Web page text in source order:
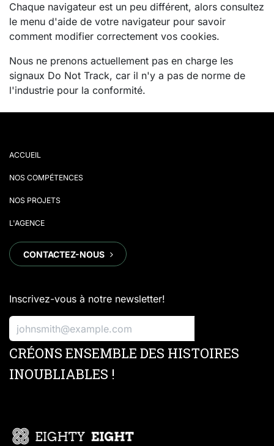
Chaque navigateur est un peu différent, alors consultez
le menu d'aide de votre navigateur pour savoir
comment modifier correctement vos cookies.
Nous ne prenons actuellement pas en charge les
signaux Do Not Track, car il n'y a pas de norme de
l'industrie pour la conformité.
ACCUEIL
NOS COMPÉTENCES
NOS PROJETS
L'AGENCE
CONTACTEZ-NOUS​​​​
Inscrivez-vous à notre newsletter!
CRÉONS ENSEMBLE DES HISTOIRES
INOUBLIABLES !